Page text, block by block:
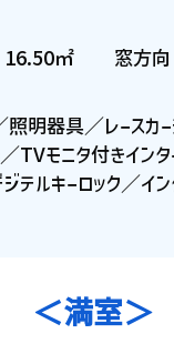
16.50㎡ 窓方
明器具／レースカ
モニタ付きイン
ルキーロック／イ
＜満室＞